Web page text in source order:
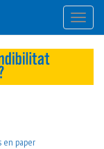
en paper